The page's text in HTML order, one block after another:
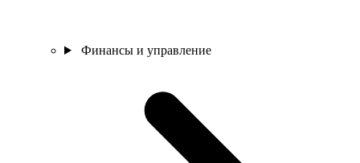
Финансы и управление